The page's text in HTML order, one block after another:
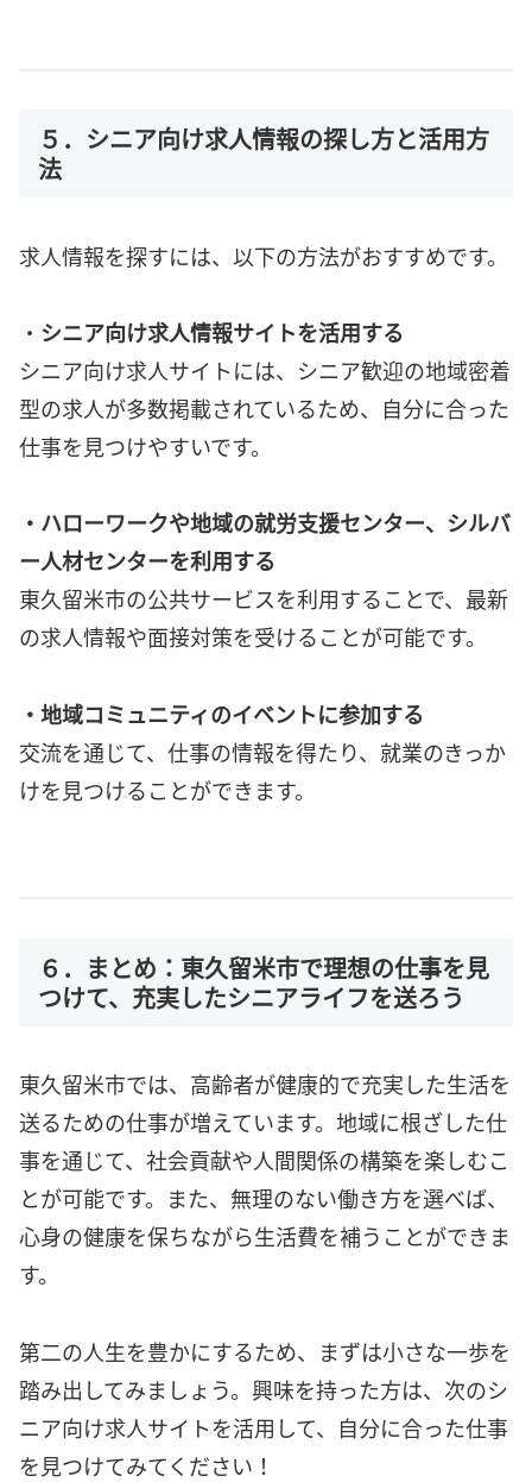
５．シニア向け求人情報の探し方と活用方
法
求人情報を探すには、以下の方法がおすすめです。
・ シニア向け求人情報サイトを活用する
シニア向け求人サイトには、シニア歓迎の地域密着
型の求人が多数掲載されているため、自分に合った
仕事を見つけやすいです。
・ハローワークや地域の就労支援センター、シルバ
ー人材センターを利用する
東久留米市の公共サービスを利用することで、最新
の求人情報や面接対策を受けることが可能です。
・地域コミュニティのイベントに参加する
交流を通じて、仕事の情報を得たり、就業のきっか
けを見つけることができます。
６．まとめ：東久留米市で理想の仕事を見
つけて、充実したシニアライフを送ろう
東久留米市では、高齢者が健康的で充実した生活を
送るための仕事が増えています。地域に根ざした仕
事を通じて、社会貢献や人間関係の構築を楽しむこ
とが可能です。また、無理のない働き方を選べば、
心身の健康を保ちながら生活費を補うことができま
す。
第二の人生を豊かにするため、まずは小さな一歩を
踏み出してみましょう。興味を持った方は、次のシ
ニア向け求人サイトを活用して、自分に合った仕事
を見つけてみてください！